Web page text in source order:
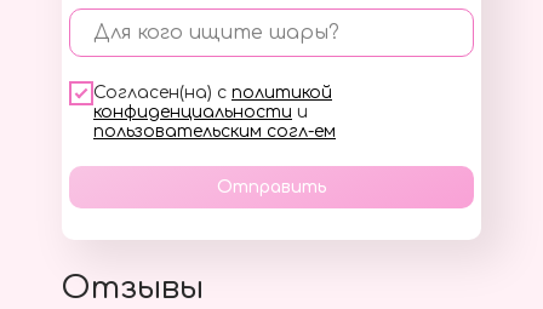
Для кого ищите шары?
Согласен(на) с политикой
конфиденциальности и
пользовательским согл-ем
Отправить
Отзывы